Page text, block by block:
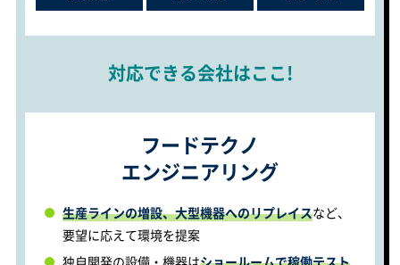
対応できる会社はここ!
フードテクノ
エンジニアリング
生産ラインの増設、大型機器へのリプレイスなど、
要望に応えて環境を提案
独自開発の設備・機器はショールームで稼働テスト